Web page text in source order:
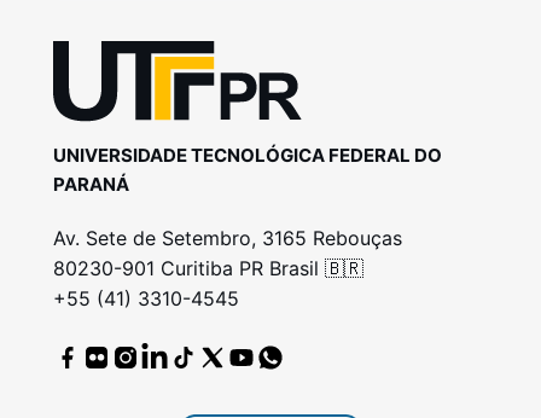
UNIVERSIDADE TECNOLÓGICA FEDERAL DO
PARANÁ
Av. Sete de Setembro, 3165 Rebouças
80230-901 Curitiba PR Brasil 🇧🇷
+55 (41) 3310-4545